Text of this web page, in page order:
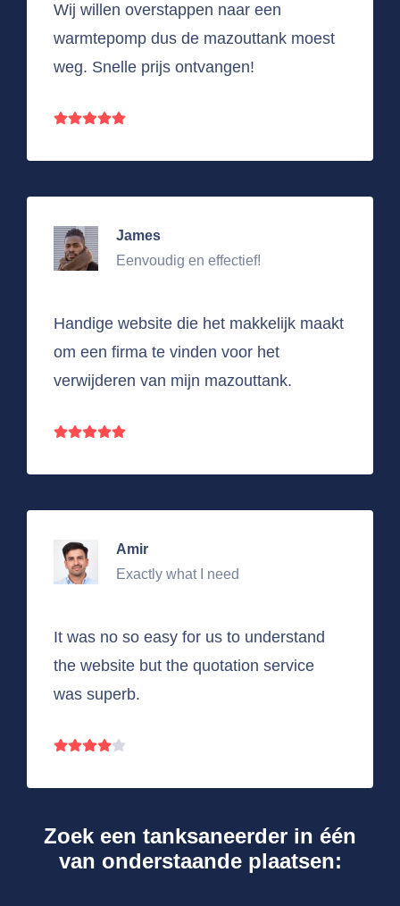
Wij willen overstappen naar een
warmtepomp dus de mazouttank moest
weg. Snelle prijs ontvangen!
James
Eenvoudig en effectief!
Handige website die het makkelijk maakt
om een firma te vinden voor het
verwijderen van mijn mazouttank.
Amir
Exactly what I need
It was no so easy for us to understand
the website but the quotation service
was superb.
Zoek een tanksaneerder in één
van onderstaande plaatsen: